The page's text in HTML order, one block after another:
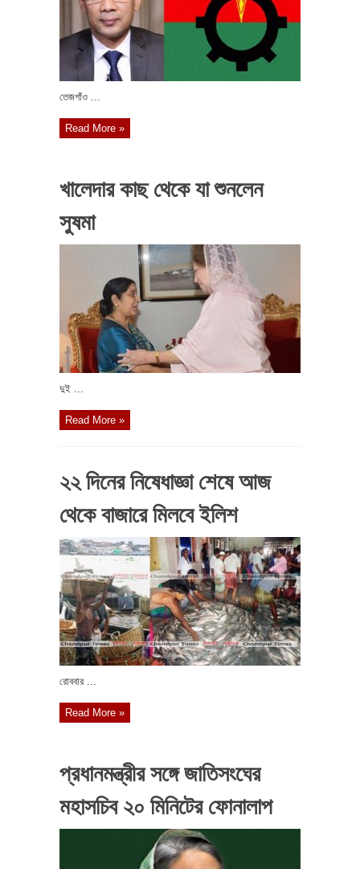
তেজগাঁও ...
Read More »
খালেদার কাছ থেকে যা শুনলেন
সুষমা
দুই ...
Read More »
২২ দিনের নিষেধাজ্ঞা শেষে আজ
থেকে বাজারে মিলবে ইলিশ
রোববার ...
Read More »
প্রধানমন্ত্রীর সঙ্গে জাতিসংঘের
মহাসচিব ২০ মিনিটের ফোনালাপ